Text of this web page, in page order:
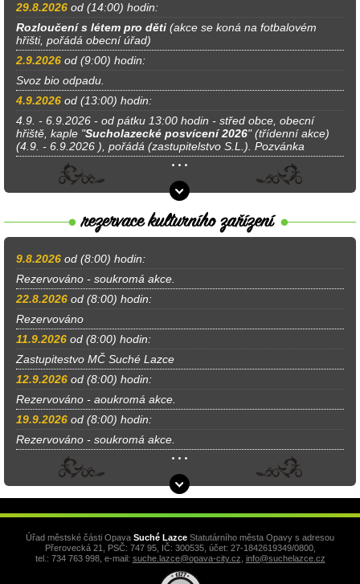
29.8.2026 od (14:00) hodin:
Rozloučení s létem pro děti (akce se koná na fotbalovém
hřišti, pořádá obecní úřad)
2.9.2026 od (9:00) hodin:
Svoz bio odpadu.
4.9.2026 od (13:00) hodin:
4.9. - 6.9.2026 - od pátku 13:00 hodin - střed obce, obecní
hřiště, kaple "Sucholazecké posvícení 2026" (třídenní akce)
(4.9. - 6.9.2026 ), pořádá (zastupitelstvo S.L.). Pozvánka
9.8.2026 od (8:00) hodin:
Rezervováno - soukromá akce.
22.8.2026 od (8:00) hodin:
Rezervováno
11.9.2026 od (8:00) hodin:
Zastupitestvo MČ Suché Lazce
12.9.2026 od (8:00) hodin:
Rezervováno - aoukromá akce.
19.9.2026 od (8:00) hodin:
Rezervováno - soukromá akce.
Úřad městské části Opava Suché Lazce Statutárního města Opavy s adresou
Přerovecká 21, PSČ: 747 95, IČ: 300535, účet: 27-1842619349/0800,
tel.: 734 763 998, e-mail: suche.lazce@opava-city.cz info@suchelazce.cz